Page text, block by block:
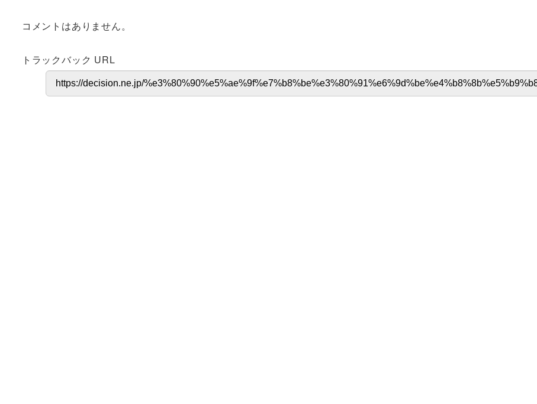
コメントはありません。
トラックバック URL